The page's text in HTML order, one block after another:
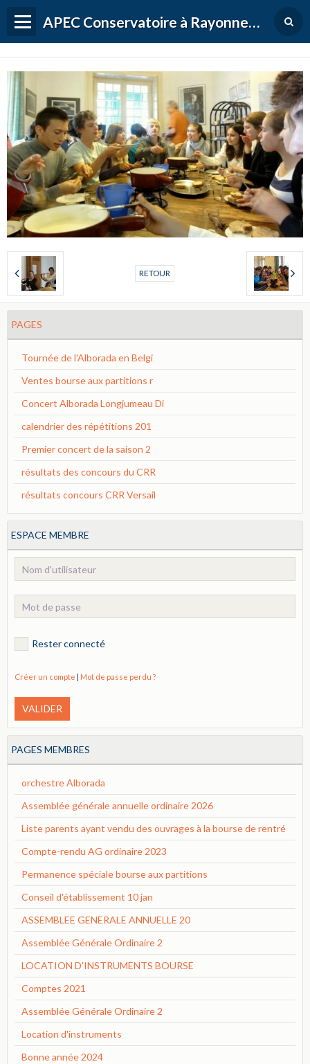
APEC Conservatoire à Rayonnement Régional de Versailles Grand Parc
RETOUR
PAGES
Tournée de l'Alborada en Belgi
Ventes bourse aux partitions r
Concert Alborada Longjumeau Di
calendrier des répétitions 201
Premier concert de la saison 2
résultats des concours du CRR
résultats concours CRR Versail
ESPACE MEMBRE
Rester connecté
Créer un compte Mot de passe perdu ?
VALIDER
PAGES MEMBRES
orchestre Alborada
Assemblée générale annuelle ordinaire 2026
Liste parents ayant vendu des ouvrages à la bourse de rentré
Compte-rendu AG ordinaire 2023
Permanence spéciale bourse aux partitions
Conseil d'établissement 10 jan
ASSEMBLEE GENERALE ANNUELLE 20
Assemblée Générale Ordinaire 2
LOCATION D'INSTRUMENTS BOURSE
Comptes 2021
Assemblée Générale Ordinaire 2
Location d'instruments
Bonne année 2024